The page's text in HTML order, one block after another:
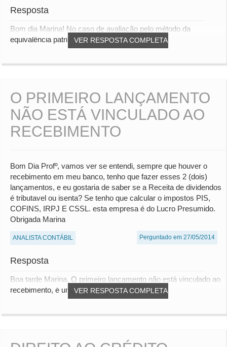
Resposta
VER RESPOSTA COMPLETA
Bom dia Marina! No caso de avaliação pelo método da
equivalência patrimonial, será constituída a re...
O PRIMEIRO LANÇAMENTO
NÃO ESTÁ VINCULADO AO
RECEBIMENTO
Bom Dia Profº, vamos ver se entendi, sempre que houver o
recebimento em meu banco, tenho que fazer esses 2 (dois)
lançamentos, e eu gostaria de saber se a Receita de dividendos
é tributavel ou isenta? Se tenho que calcular o impostos PIS,
COFINS, IRPJ E CSSL. esta empresa é do Lucro Presumido.
Obrigada Marina
ANALISTA CONTÁBIL Perguntado em 27/05/2014
Resposta
VER RESPOSTA COMPLETA
Boa tarde Marina, O primeiro lançamento não está vinculado ao
recebimento, é uma atualização do sal...